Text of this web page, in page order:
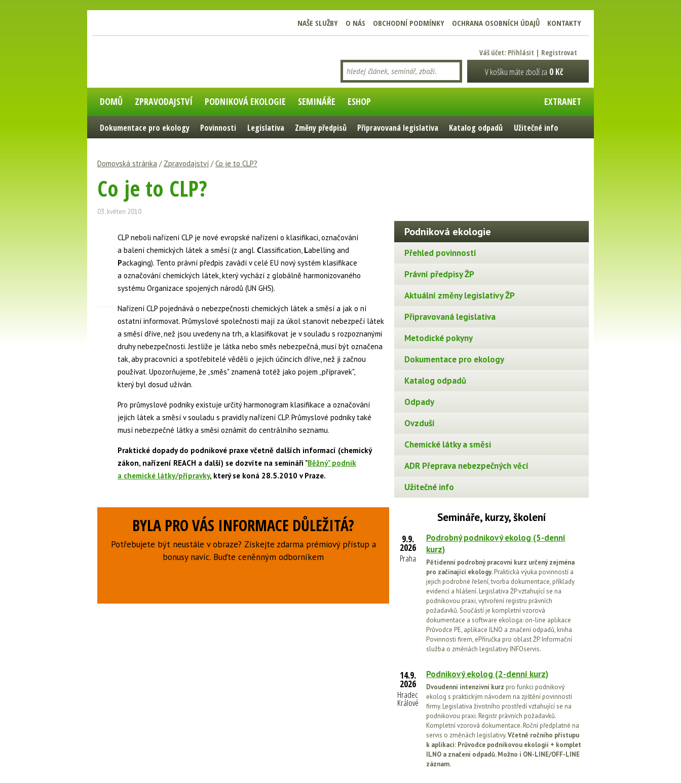
NAŠE SLUŽBY O NÁS OBCHODNÍ PODMÍNKY OCHRANA OSOBNÍCH ÚDAJŮ KONTAKTY
Váš účet: Přihlásit | Registrovat
V košíku máte zboží za 0 Kč
DOMŮ ZPRAVODAJSTVÍ PODNIKOVÁ EKOLOGIE SEMINÁŘE ESHOP EXTRANET
Dokumentace pro ekology Povinnosti Legislativa Změny předpisů Připravovaná legislativa Katalog odpadů Užitečné info
Domovská stránka / Zpravodajství /Co je to CLP?
Co je to CLP?
03. květen 2010
CLP neboli nařízení CLP je nové evropské nařízení o klasifikaci, označování
a balení chemických látek a směsí (z angl. Classification, Labelling and
Packaging). Tento právní předpis zavádí v celé EU nový systém klasifikace
a označování chemických látek, který vychází z globálně harmonizovaného
systému Organizace spojených národů (UN GHS).
Nařízení CLP pojednává o nebezpečnosti chemických látek a směsí a jak o ní
ostatní informovat. Průmyslové společnosti mají za úkol stanovit nebezpečí látek
a směsí dříve, než jsou uvedeny na trh, a klasifikovat je v souladu s rozpoznanými
druhy nebezpečnosti. Jestliže je látka nebo směs nebezpečná, musí být označena
tak, aby pracovníci a spotřebitelé věděli o jejích účincích dříve, než ji začnou
používat. Upozorňujeme, že „směs" znamená totéž jako pojem „přípravek",
který byl dosud užíván.
Pro průmyslové podniky existuje určitý harmonogram klasifikace a označování
jejich látek a směsí v souladu s pravidly nařízení CLP. Průmyslové podniky také
musí nebezpečné látky a směsi oznámit do centrálního seznamu.
Praktické dopady do podnikové praxe včetně dalších informací (chemický
zákon, nařízení REACH a další) se dozvíte na semináři "Běžný" podnik
a chemické látky/přípravky, který se koná 28.5.2010 v Praze.
BYLA PRO VÁS INFORMACE DŮLEŽITÁ?
Potřebujete být neustále v obraze? Získejte zdarma prémiový přístup a
bonusy navíc. Buďte ceněnným odborníkem
Podniková ekologie
Přehled povinností
Právní předpisy ŽP
Aktuální změny legislativy ŽP
Připravovaná legislativa
Metodické pokyny
Dokumentace pro ekology
Katalog odpadů
Odpady
Ovzduší
Chemické látky a směsi
ADR Přeprava nebezpečných věcí
Užitečné info
Semináře, kurzy, školení
9.9.
2026
Praha
Podrobný podnikový ekolog (5-denní
kurz)
Pětidenní podrobný pracovní kurz určený zejména
pro začínající ekology. Praktická výuka povinností a
jejich podrobné řešení, tvorba dokumentace, příklady
evidencí a hlášení. Legislativa ŽP vztahující se na
podnikovou praxi, vytvoření registru právních
požadavků. Součástí je kompletní vzorová
dokumentace a software ekologa: on-line aplikace
Průvodce PE, aplikace ILNO a značení odpadů, kniha
Povinnosti firem, ePříručka pro oblast ŽP. Informační
služba o změnách legislativy INFOservis.
14.9.
2026
Hradec
Králové
Podnikový ekolog (2-denní kurz)
Dvoudenní intenzivní kurz pro funkci podnikový
ekolog s praktickým návodem na zjištění povinností
firmy. Legislativa životního prostředí vztahující se na
podnikovou praxi. Registr právních požadavků.
Kompletní vzorová dokumentace. Roční předplatné na
servis o změnách legislativy.Včetně ročního přístupu
k aplikaci: Průvodce podnikovou ekologií + komplet
ILNO a značení odpadů. Možno i ON-LINE/OFF-LINE
záznam.